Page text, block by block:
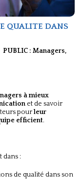
QUALITE DANS
: Managers,
à mieux
et de savoir
pourleur
efficient.
dans :
de qualité dans son